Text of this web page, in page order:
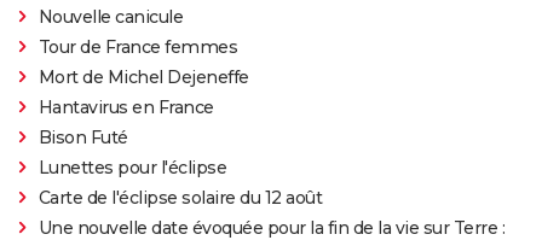
Nouvelle canicule
Tour de France femmes
Mort de Michel Dejeneffe
Hantavirus en France
Bison Futé
Lunettes pour l'éclipse
Carte de l'éclipse solaire du 12 août
Une nouvelle date évoquée pour la fin de la vie sur Terre :